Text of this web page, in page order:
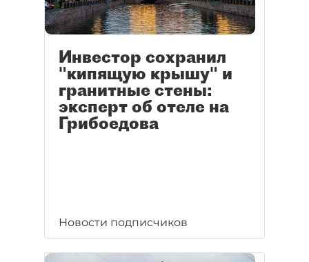
Инвестор сохранил
"кипящую крышу" и
гранитные стены:
эксперт об отеле на
Грибоедова
Новости подписчиков